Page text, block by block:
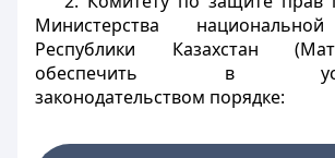
Министерства
Республики Казахстан
обеспечить в
законодательством порядке: